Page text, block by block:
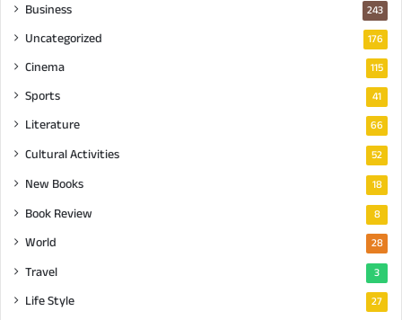
Business 243
Uncategorized 176
Cinema 115
Sports 41
Literature 66
Cultural Activities 52
New Books 18
Book Review 8
World 28
Travel 3
Life Style 27